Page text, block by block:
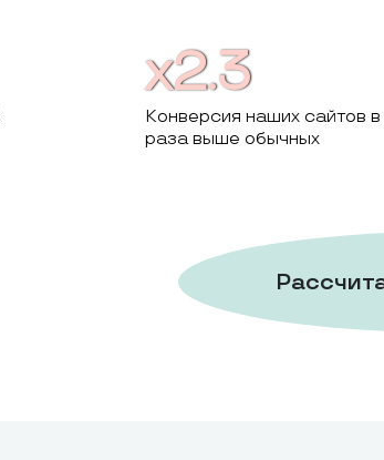
x2.3
Конверсия наших сайтов
раза выше обычных